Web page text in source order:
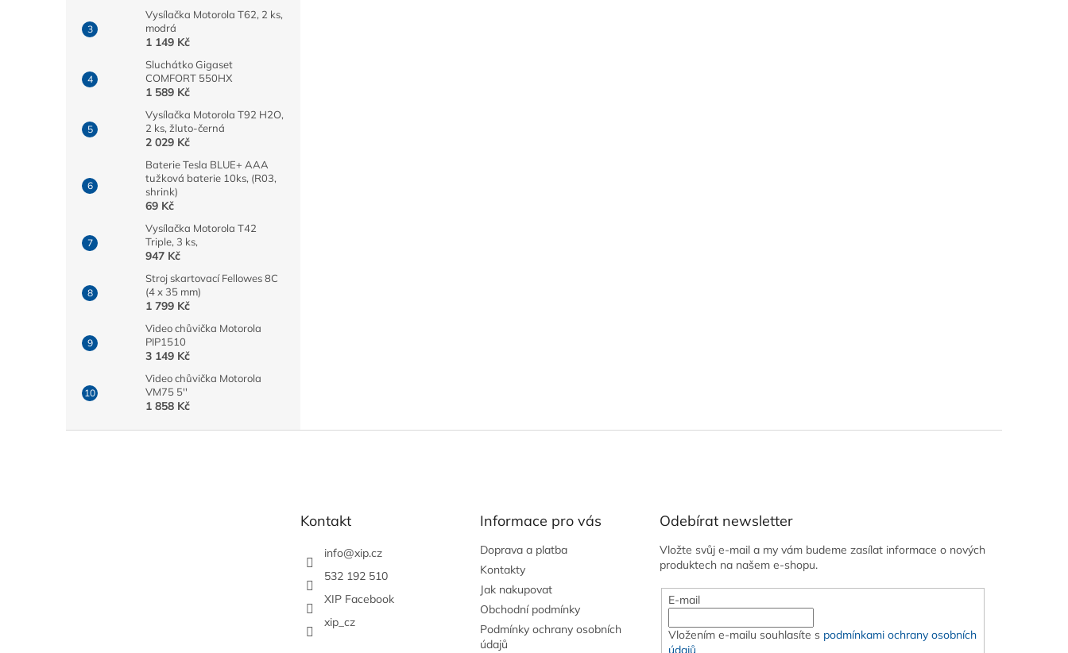
Vysílačka Motorola T62, 2 ks,
modrá
1 149 Kč
Sluchátko Gigaset
COMFORT 550HX
1 589 Kč
Vysílačka Motorola T92 H2O,
2 ks, žluto-černá
2 029 Kč
Baterie Tesla BLUE+ AAA
tužková baterie 10ks, (R03,
shrink)
69 Kč
Vysílačka Motorola T42
Triple, 3 ks,
947 Kč
Stroj skartovací Fellowes 8C
(4 x 35 mm)
1 799 Kč
Video chůvička Motorola
PIP1510
3 149 Kč
Video chůvička Motorola
VM75 5''
1 858 Kč
Kontakt
info@xip.cz
532 192 510
XIP Facebook
xip_cz
Informace pro vás
Doprava a platba
Kontakty
Jak nakupovat
Obchodní podmínky
Podmínky ochrany osobních
údajů
Odebírat newsletter
Vložte svůj e-mail a my vám budeme zasílat informace o nových
produktech na našem e-shopu.
E-mail
Vložením e-mailu souhlasíte s podmínkami ochrany osobních
údajů